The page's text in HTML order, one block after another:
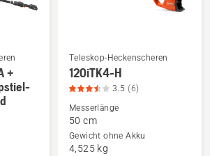
+
Mehr
zu
120iTK4-
Teleskop-Heckenscheren
120iTK4-H
3.5 (6)
Messerlänge
50 cm
Gewicht ohne Akku
4,525 kg